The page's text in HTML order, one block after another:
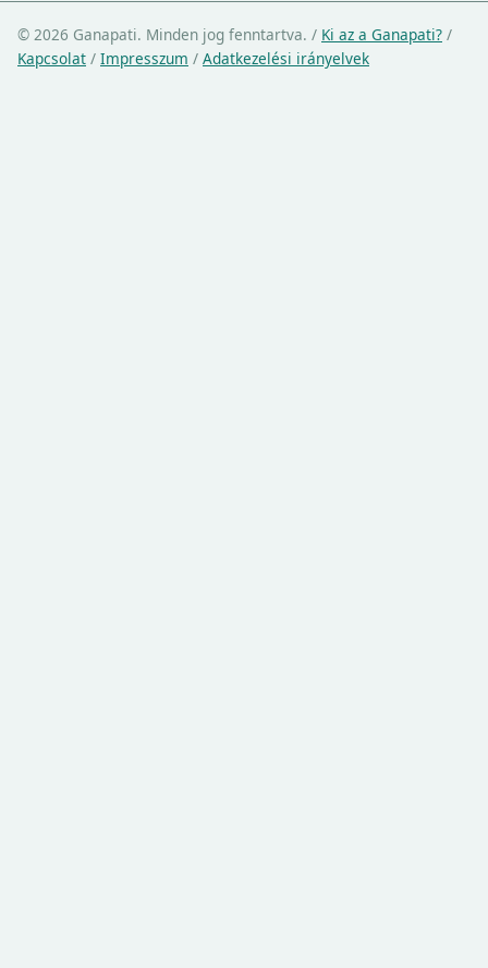
© 2026 Ganapati. Minden jog fenntartva. / Ki az a Ganapati? /
Kapcsolat / Impresszum / Adatkezelési irányelvek